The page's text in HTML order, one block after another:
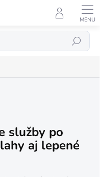
Hľadať
služby po
aj lepené